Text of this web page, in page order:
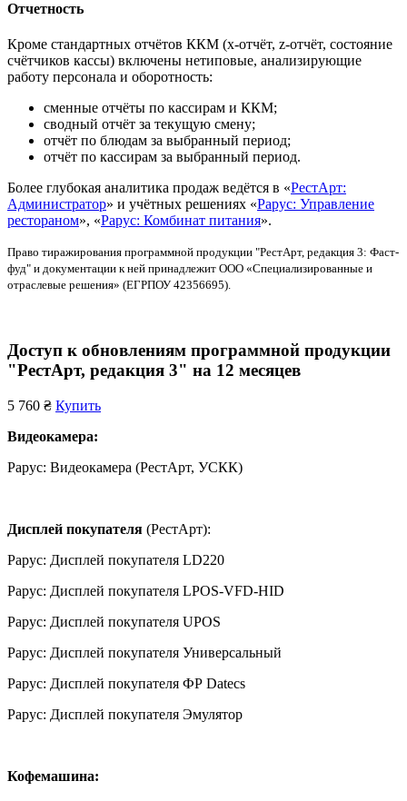
Отчетность
Кроме стандартных отчётов ККМ (x-отчёт, z-отчёт, состояние
счётчиков кассы) включены нетиповые, анализирующие
работу персонала и оборотность:
сменные отчёты по кассирам и ККМ;
сводный отчёт за текущую смену;
отчёт по блюдам за выбранный период;
отчёт по кассирам за выбранный период.
Более глубокая аналитика продаж ведётся в «РестАрт:
Администратор» и учётных решениях «Рарус: Управление
рестораном», «Рарус: Комбинат питания».
Право тиражирования программной продукции "РестАрт, редакция 3: Фаст-
фуд" и документации к ней принадлежит ООО «Специализированные и
отраслевые решения» (ЕГРПОУ 42356695).
Доступ к обновлениям программной продукции
"РестАрт, редакция 3" на 12 месяцев
5 760 ₴ Купить
Видеокамера:
Рарус: Видеокамера (РестАрт, УСКК)
Дисплей покупателя (РестАрт):
Рарус: Дисплей покупателя LD220
Рарус: Дисплей покупателя LPOS-VFD-HID
Рарус: Дисплей покупателя UPOS
Рарус: Дисплей покупателя Универсальный
Рарус: Дисплей покупателя ФР Datecs
Рарус: Дисплей покупателя Эмулятор
Кофемашина: